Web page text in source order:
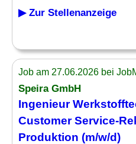
▶ Zur Stellenanzeige
Job am 27.06.2026 bei
Speira GmbH
Ingenieur
Customer Service-
Produktion (m/w/d)